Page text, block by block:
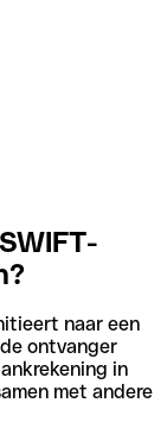
naar een
ontvanger
in
met andere